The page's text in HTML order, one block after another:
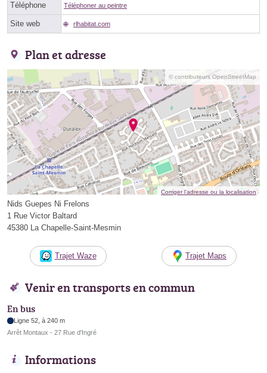
Téléphone Téléphoner au peintre
Site web rlhabitat.com
Plan et adresse
© contributeurs OpenStreetMap
Corriger l’adresse ou la localisation
Nids Guepes Ni Frelons
1 Rue Victor Baltard
45380 La Chapelle-Saint-Mesmin
Trajet Waze Trajet Maps
Venir en transports en commun
En bus
Ligne 52, à 240 m
Arrêt Montaux - 27 Rue d'Ingré
Informations